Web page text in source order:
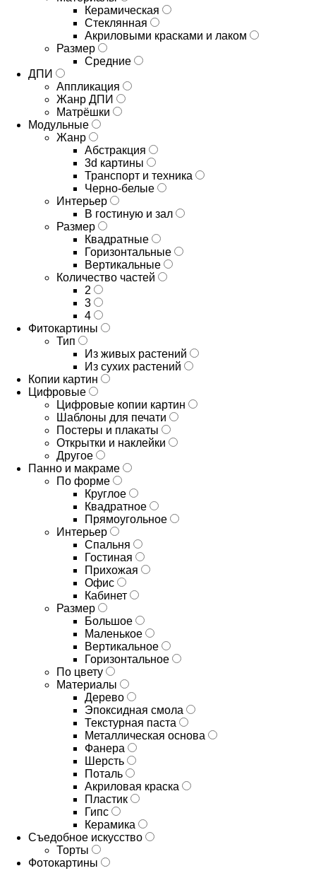
Керамическая
Стеклянная
Акриловыми красками и лаком
Размер
Средние
ДПИ
Аппликация
Жанр ДПИ
Матрёшки
Модульные
Жанр
Абстракция
3d картины
Транспорт и техника
Черно-белые
Интерьер
В гостиную и зал
Размер
Квадратные
Горизонтальные
Вертикальные
Количество частей
2
3
4
Фитокартины
Тип
Из живых растений
Из сухих растений
Копии картин
Цифровые
Цифровые копии картин
Шаблоны для печати
Постеры и плакаты
Открытки и наклейки
Другое
Панно и макраме
По форме
Круглое
Квадратное
Прямоугольное
Интерьер
Спальня
Гостиная
Прихожая
Офис
Кабинет
Размер
Большое
Маленькое
Вертикальное
Горизонтальное
По цвету
Материалы
Дерево
Эпоксидная смола
Текстурная паста
Металлическая основа
Фанера
Шерсть
Поталь
Акриловая краска
Пластик
Гипс
Керамика
Съедобное искусство
Торты
Фотокартины